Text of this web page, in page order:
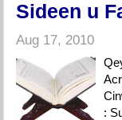
Sideen u
Aug 17, 2010
: